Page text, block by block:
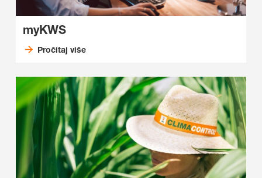
myKWS
Pročitaj više